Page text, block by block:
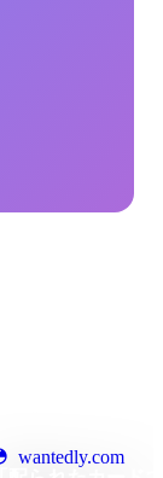
wantedly.com